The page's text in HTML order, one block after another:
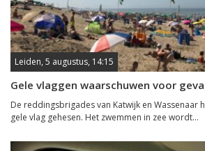
Leiden, 5 augustus, 14:15
Gele vlaggen waarschuwen voor
De reddingsbrigades van Katwijk en Wassenaar
gele vlag gehesen. Het zwemmen in zee wordt...